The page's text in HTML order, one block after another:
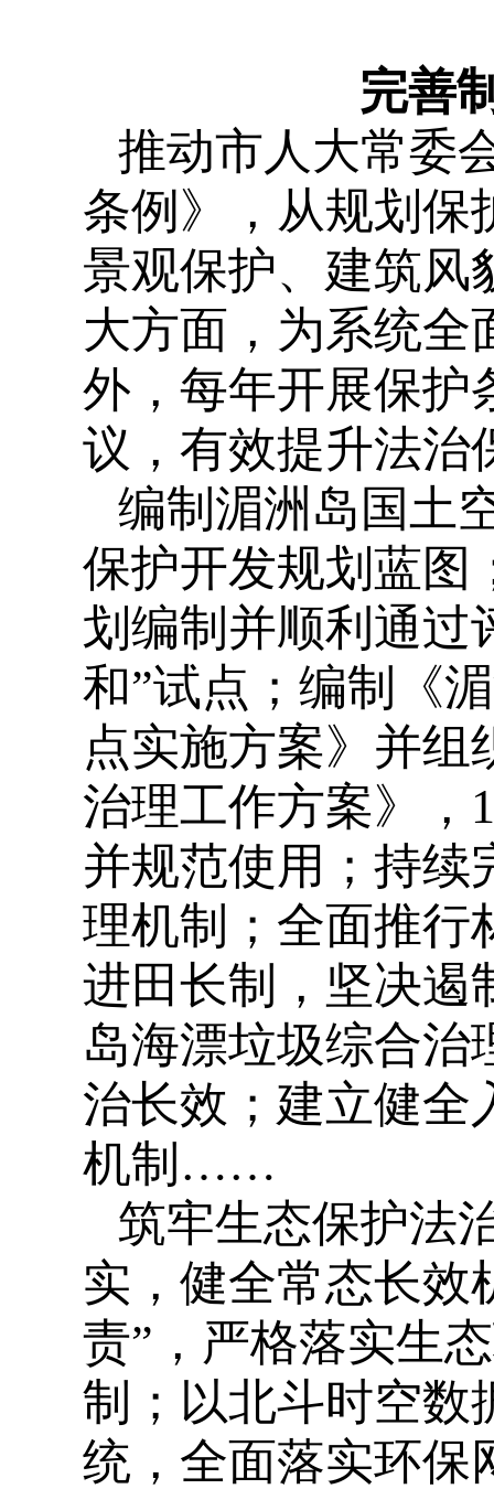
完善
推动市人大常委
条例》，从规划保
景观保护、建筑风
大方面，为系统全
外，每年开展保护
议，有效提升法治
编制湄洲岛国土
保护开发规划蓝图
划编制并顺利通过
和”试点；编制《
点实施方案》并
治理工作方案》，
并规范使用；持续
理机制；全面推行
进田长制，坚决遏
岛海漂垃圾综合治
治长效；建立健全
机制……
筑牢生态保护法
实，健全常态长效
责”，严格落实生
制；以北斗时空数
统，全面落实环保